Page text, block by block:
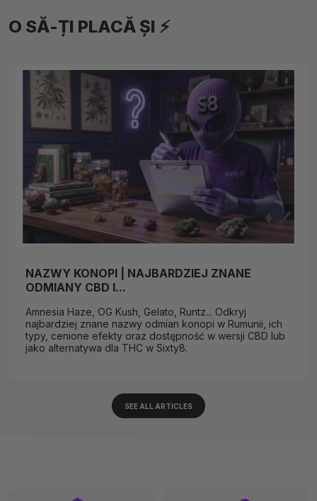
O SĂ-ȚI PLACĂ ȘI ⚡
NAZWY KONOPI | NAJBARDZIEJ ZNANE
ODMIANY CBD I...
Amnesia Haze, OG Kush, Gelato, Runtz... Odkryj
najbardziej znane nazwy odmian konopi w Rumunii, ich
typy, cenione efekty oraz dostępność w wersji CBD lub
jako alternatywa dla THC w Sixty8.
SEE ALL ARTICLES